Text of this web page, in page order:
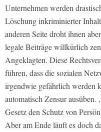
Unternehmen werden
Löschung inkriminierter
anderen Seite droht ihnen
legale Beiträge willkürlich
Angeklagten. Diese
führen, dass die sozialen
irgendwie gefährlich werden
automatisch Zensur ausüben.
Gesetz den Schutz von
Aber am Ende läuft es doch